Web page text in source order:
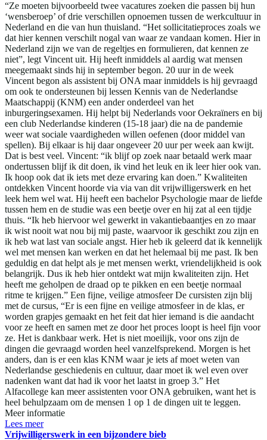
“Ze moeten bijvoorbeeld twee vacatures zoeken die passen bij hun
‘wensberoep’ of drie verschillen opnoemen tussen de werkcultuur in
Nederland en die van hun thuisland. “Het sollicitatieproces zoals we
dat hier kennen verschilt nogal van waar ze vandaan komen. Hier in
Nederland zijn we van de regeltjes en formulieren, dat kennen ze
niet”, legt Vincent uit. Hij heeft inmiddels al aardig wat mensen
meegemaakt sinds hij in september begon. 20 uur in de week
Vincent begon als assistent bij ONA maar inmiddels is hij gevraagd
om ook te ondersteunen bij lessen Kennis van de Nederlandse
Maatschappij (KNM) een ander onderdeel van het
inburgeringsexamen. Hij helpt bij Nederlands voor Oekraïners en bij
een club Nederlandse kinderen (15-18 jaar) die na de pandemie
weer wat sociale vaardigheden willen oefenen (door middel van
spellen). Bij elkaar is hij daar ongeveer 20 uur per week aan kwijt.
Dat is best veel. Vincent: “ik blijf op zoek naar betaald werk maar
ondertussen blijf ik dit doen, ik vind het leuk en ik leer hier ook van.
Ik hoop ook dat ik iets met deze ervaring kan doen.” Kwaliteiten
ontdekken Vincent hoorde via via van dit vrijwilligerswerk en het
leek hem wel wat. Hij heeft een bachelor Psychologie maar de liefde
tussen hem en de studie was een beetje over en hij zat al een tijdje
thuis. “Ik heb hiervoor wel gewerkt in vakantiebaantjes en zo maar
ik wist nooit wat nou bij mij paste, waarvoor ik geschikt zou zijn en
ik heb wat last van sociale angst. Hier heb ik geleerd dat ik kennelijk
wel met mensen kan werken en dat het helemaal bij me past. Ik ben
geduldig en dat helpt als je met mensen werkt, vriendelijkheid is ook
belangrijk. Dus ik heb hier ontdekt wat mijn kwaliteiten zijn. Het
heeft me geholpen de draad op te pikken en een beetje normaal
ritme te krijgen.” Een fijne, veilige atmosfeer De cursisten zijn blij
met de cursus, “Er is een fijne en veilige atmosfeer in de klas, er
worden grapjes gemaakt en het feit dat hier iemand is die aandacht
voor ze heeft en samen met ze door het proces loopt is heel fijn voor
ze. Het is dankbaar werk. Het is niet moeilijk, voor ons zijn de
dingen die gevraagd worden heel vanzelfsprekend. Morgen is het
anders, dan is er een klas KNM waar je iets af moet weten van
Nederlandse geschiedenis en cultuur, daar moet ik wel even over
nadenken want dat had ik voor het laatst in groep 3.” Het
Alfacollege kan meer assistenten voor ONA gebruiken, want het is
heel behulpzaam om de mensen 1 op 1 de dingen uit te leggen.
Meer informatie
Lees meer
Vrijwilligerswerk in een bijzondere bieb